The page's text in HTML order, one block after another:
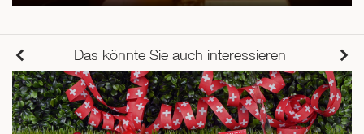
Das könnte Sie auch interessieren